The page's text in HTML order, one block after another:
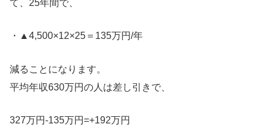
て、25年間で、
・▲4,500×12×25＝135万円/年
減ることになります。
平均年収630万円の人は差し引きで、
327万円-135万円=+192万円